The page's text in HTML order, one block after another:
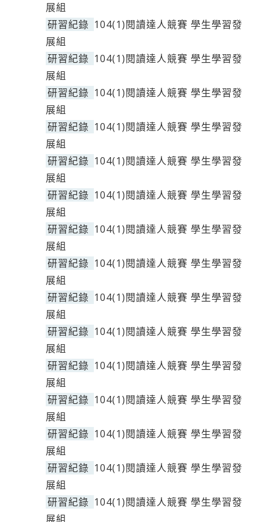
展組
研習紀錄 104(1)閱讀達人競賽 學生學習發
展組
研習紀錄 104(1)閱讀達人競賽 學生學習發
展組
研習紀錄 104(1)閱讀達人競賽 學生學習發
展組
研習紀錄 104(1)閱讀達人競賽 學生學習發
展組
研習紀錄 104(1)閱讀達人競賽 學生學習發
展組
研習紀錄 104(1)閱讀達人競賽 學生學習發
展組
研習紀錄 104(1)閱讀達人競賽 學生學習發
展組
研習紀錄 104(1)閱讀達人競賽 學生學習發
展組
研習紀錄 104(1)閱讀達人競賽 學生學習發
展組
研習紀錄 104(1)閱讀達人競賽 學生學習發
展組
研習紀錄 104(1)閱讀達人競賽 學生學習發
展組
研習紀錄 104(1)閱讀達人競賽 學生學習發
展組
研習紀錄 104(1)閱讀達人競賽 學生學習發
展組
研習紀錄 104(1)閱讀達人競賽 學生學習發
展組
研習紀錄 104(1)閱讀達人競賽 學生學習發
展組